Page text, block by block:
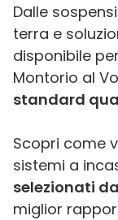
Dalle
terra e
disponibile
Montorio al
standard
Scopri come
sistemi a
selezionati
miglior